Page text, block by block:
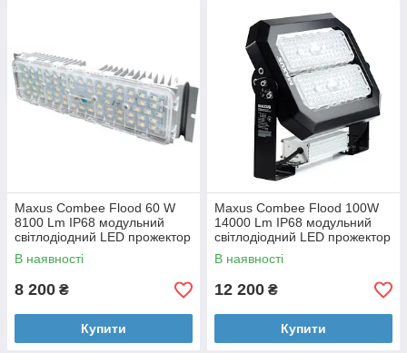
Maxus Combee Flood 60 W
8100 Lm IP68 модульний
світлодіодний LED прожектор
(1 модуль)
В наявності
8 200 ₴
Купити
Maxus Combee Flood 100W
14000 Lm IP68 модульний
світлодіодний LED прожектор
(2 модулі)
В наявності
12 200 ₴
Купити